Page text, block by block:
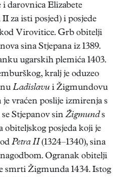
darovnica Elizabete
za isti posjed) i posjede
Virovitice. Grb obitelji
sina Stjepana iz 1389.
ugarskih plemića 1403.
kralj je oduzeo
Ladislavu i Žigmundovu
je vraćen poslije izmirenja s
Stjepanov sin Žigmunds
posjeda koji je
Petra II (1324–1340), sina
Ogranak obitelji
smrti Žigmunda 1434. Istog